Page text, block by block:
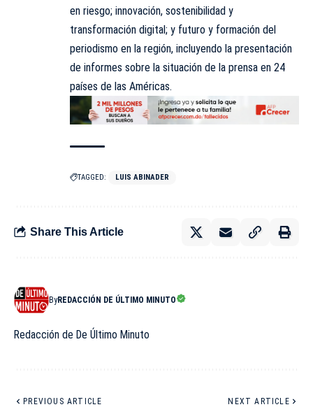
en riesgo; innovación, sostenibilidad y
transformación digital; y futuro y formación del
periodismo en la región, incluyendo la presentación
de informes sobre la situación de la prensa en 24
países de las Américas.
TAGGED: LUIS ABINADER
Share This Article
ByREDACCIÓN DE ÚLTIMO MINUTO
Redacción de De Último Minuto
PREVIOUS ARTICLE NEXT ARTICLE